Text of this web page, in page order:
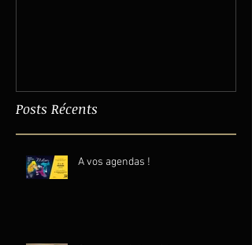
Posts Récents
A vos agendas !